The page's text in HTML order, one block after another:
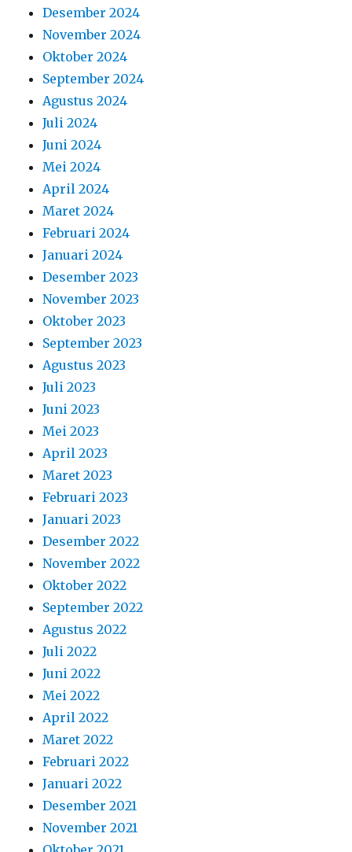
Desember 2024
November 2024
Oktober 2024
September 2024
Agustus 2024
Juli 2024
Juni 2024
Mei 2024
April 2024
Maret 2024
Februari 2024
Januari 2024
Desember 2023
November 2023
Oktober 2023
September 2023
Agustus 2023
Juli 2023
Juni 2023
Mei 2023
April 2023
Maret 2023
Februari 2023
Januari 2023
Desember 2022
November 2022
Oktober 2022
September 2022
Agustus 2022
Juli 2022
Juni 2022
Mei 2022
April 2022
Maret 2022
Februari 2022
Januari 2022
Desember 2021
November 2021